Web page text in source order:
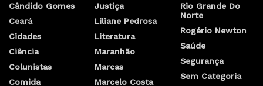
Cândido Gomes
Ceará
Cidades
Ciência
Colunistas
Comida
Justiça
Liliane Pedrosa
Literatura
Maranhão
Marcas
Marcelo Costa
Rio Grande Do
Norte
Rogério Newton
Saúde
Segurança
Sem Categoria